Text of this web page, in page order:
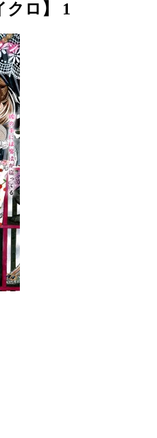
クロ】 1